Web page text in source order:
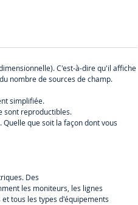
C'est-à-dire qu'il affiche
nombre de sources de champ.
simplifiée.
sont reproductibles.
que soit la façon dont vous
Des
les moniteurs, les lignes
tous les types d'équipements